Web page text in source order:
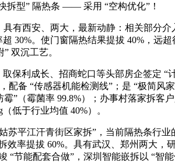
拆型” 隔热条 —— 采用 “空构优化”！
西安、两大，最新动静：相关部分介
30%。使门窗隔热结果提拔 40%，远
双沉工艺。
利成长、招商蛇口等头部房企签定 “
配备 “传感器机能检测线”；是 “极简
”（霉菌率 99.8%）；办事村落家拆客
低于行业均值 40%）。
平江汗青街区家拆”，当前隔热条行业
效率提拔 60%。具有武汉、郑州两大
“节能配套合做”，深圳智能嵌拆以 “